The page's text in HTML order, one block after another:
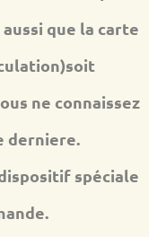
que la carte
ne connaissez
derniere.
spéciale